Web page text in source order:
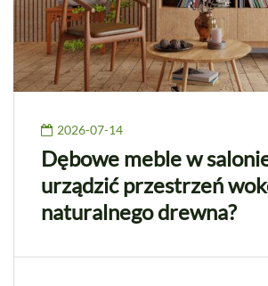
2026-07-14
Dębowe meble w
urządzić przestrzeń
naturalnego drewna?